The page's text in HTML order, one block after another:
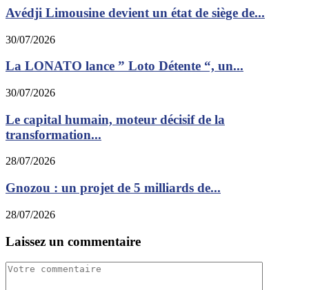
Avédji Limousine devient un état de siège de...
30/07/2026
La LONATO lance ” Loto Détente “, un...
30/07/2026
Le capital humain, moteur décisif de la
transformation...
28/07/2026
Gnozou : un projet de 5 milliards de...
28/07/2026
Laissez un commentaire